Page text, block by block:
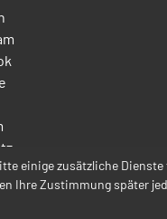
einige zusätzliche Dienste
Ihre Zustimmung später